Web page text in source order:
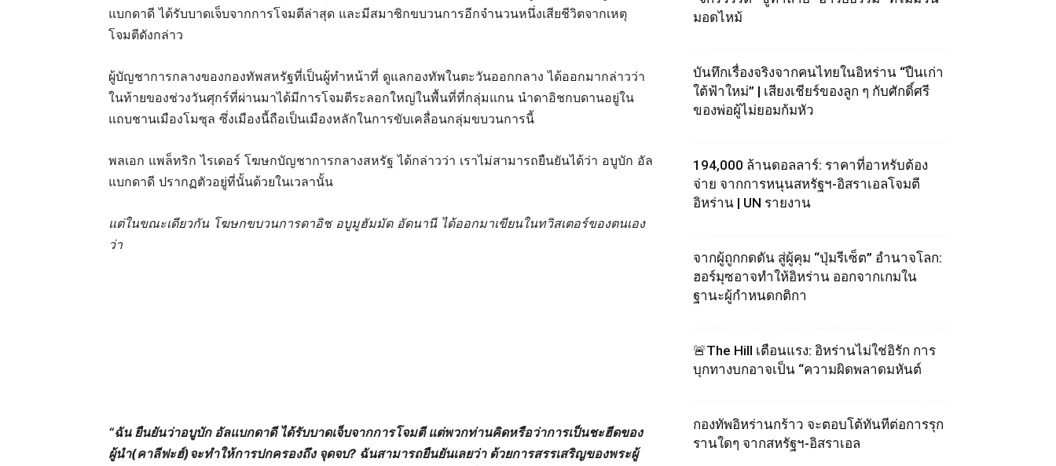
แบกดาดี ได้รับบาดเจ็บจากการโจมตีล่าสุด และมีสมาชิกขบวนการอีกจำนวนหนึ่งเสียชีวิตจากเหตุ
โจมตีดังกล่าว
ผู้บัญชาการกลางของกองทัพสหรัฐที่เป็นผู้ทำหน้าที่ ดูแลกองทัพในตะวันออกกลาง ได้ออกมากล่าวว่า
ในท้ายของช่วงวันศุกร์ที่ผ่านมาได้มีการโจมตีระลอกใหญ่ในพื้นที่ที่กลุ่มแกน นำดาอิชกบดานอยู่ใน
แถบชานเมืองโมซุล ซึ่งเมืองนี้ถือเป็นเมืองหลักในการขับเคลื่อนกลุ่มขบวนการนี้
พลเอก แพล็ทริก ไรเดอร์ โฆษกบัญชาการกลางสหรัฐ ได้กล่าวว่า เราไม่สามารถยืนยันได้ว่า อบูบัก อัล
แบกดาดี ปรากฏตัวอยู่ที่นั้นด้วยในเวลานั้น
แต่ในขณะเดียวกัน โฆษกขบวนการดาอิช อบูมูฮัมมัด อัดนานี ได้ออกมาเขียนในทวิสเตอร์ของตนเอง
ว่า
“ฉัน ยืนยันว่าอบูบัก อัลแบกดาดี ได้รับบาดเจ็บจากการโจมตี แต่พวกท่านคิดหรือว่าการเป็นชะฮีดของ
ผู้นำ(คาลีฟะฮ์)จะทำให้การปกครองถึง จุดจบ? ฉันสามารถยืนยันเลยว่า ด้วยการสรรเสริญของพระผู้
มอดไหม้
บันทึกเรื่องจริงจากคนไทยในอิหร่าน “ปืนเก่า
ใต้ฟ้าใหม่” | เสียงเชียร์ของลูก ๆ กับศักดิ์ศรี
ของพ่อผู้ไม่ยอมก้มหัว
194,000 ล้านดอลลาร์: ราคาที่อาหรับต้อง
จ่าย จากการหนุนสหรัฐฯ‑อิสราเอลโจมตี
อิหร่าน | UN รายงาน
จากผู้ถูกกดดัน สู่ผู้คุม “ปุ่มรีเซ็ต” อำนาจโลก:
ฮอร์มุซอาจทำให้อิหร่าน ออกจากเกมใน
ฐานะผู้กำหนดกติกา
🚨The Hill เตือนแรง: อิหร่านไม่ใช่อิรัก การ
บุกทางบกอาจเป็น “ความผิดพลาดมหันต์
กองทัพอิหร่านกร้าว จะตอบโต้ทันทีต่อการรุก
รานใดๆ จากสหรัฐฯ-อิสราเอล